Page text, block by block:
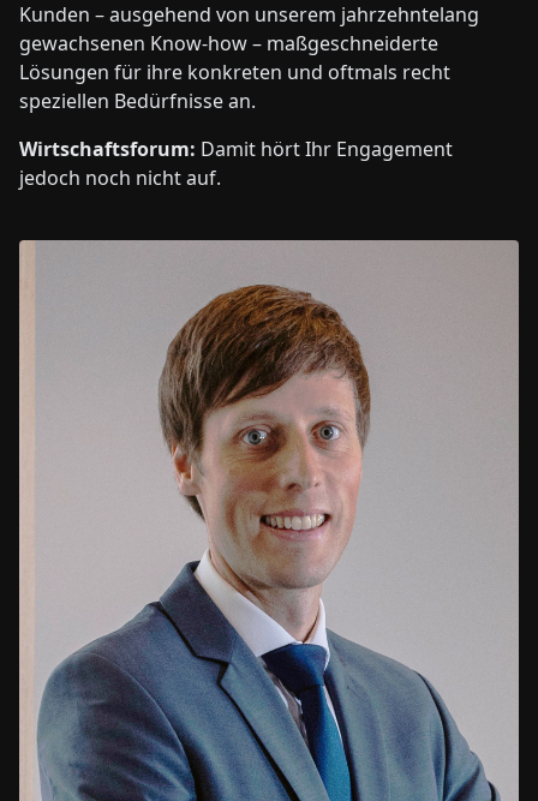
Kunden – ausgehend von unserem jahrzehntelang
gewachsenen Know-how – maßgeschneiderte
Lösungen für ihre konkreten und oftmals recht
speziellen Bedürfnisse an.
Wirtschaftsforum: Damit hört Ihr Engagement
jedoch noch nicht auf.